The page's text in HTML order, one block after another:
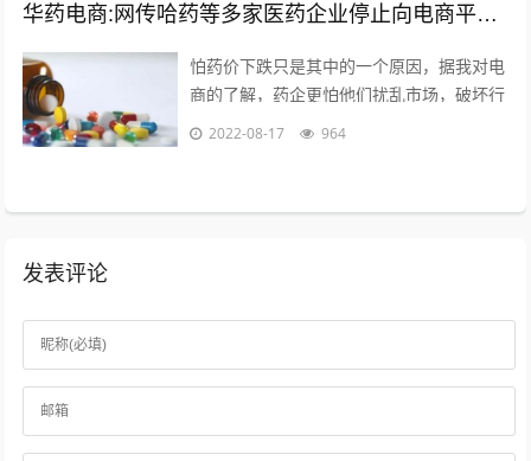
华药电商:网传哈药等多家医药企业停止向电商平台供货，如属实，是怕药价下跌吗？您怎么看？
怕药价下跌只是其中的一个原因，据我对电
商的了解，药企更怕他们扰乱市场，破坏行
业秩序。另外一个是，药品电商导致很多处
2022-08-17 964
发表评论